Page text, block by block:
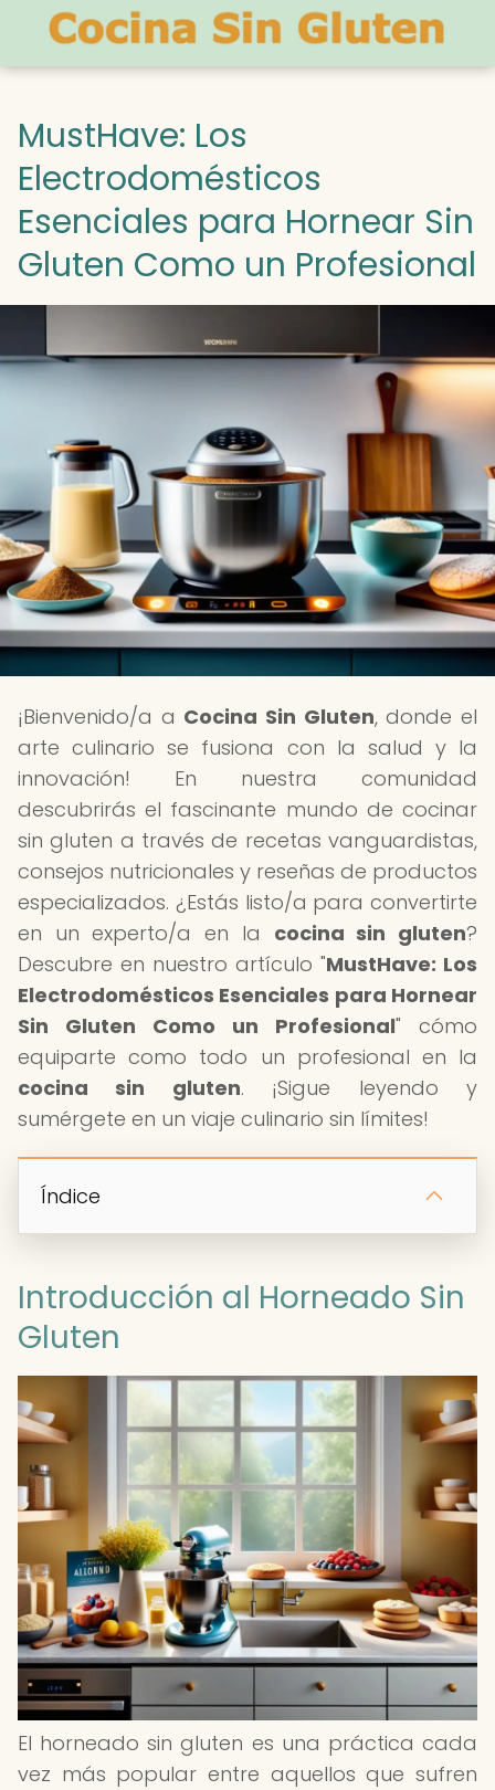
MustHave: Los
Electrodomésticos
Esenciales para Hornear Sin
Gluten Como un Profesional
¡Bienvenido/a a Cocina Sin Gluten, donde el
arte culinario se fusiona con la salud y la
innovación! En nuestra comunidad
descubrirás el fascinante mundo de cocinar
sin gluten a través de recetas vanguardistas,
consejos nutricionales y reseñas de productos
especializados. ¿Estás listo/a para convertirte
en un experto/a en la cocina sin gluten?
Descubre en nuestro artículo "MustHave: Los
Electrodomésticos Esenciales para Hornear
Sin Gluten Como un Profesional" cómo
equiparte como todo un profesional en la
cocina sin gluten. ¡Sigue leyendo y
sumérgete en un viaje culinario sin límites!
Índice
Introducción al Horneado Sin
Gluten
El horneado sin gluten es una práctica cada
vez más popular entre aquellos que sufren